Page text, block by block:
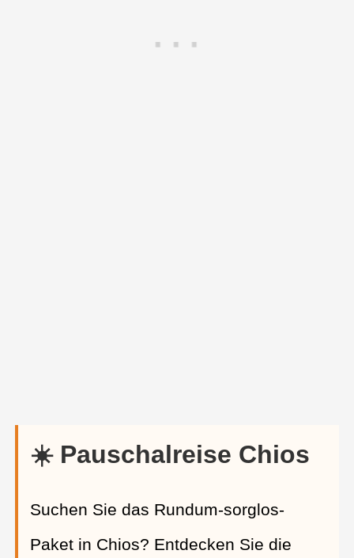
☀️ Pauschalreise Chios
Suchen Sie das Rundum-sorglos-
Paket in Chios? Entdecken Sie die